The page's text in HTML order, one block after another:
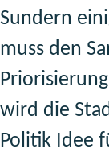
Sundern
muss den
wird die
Politik Idee